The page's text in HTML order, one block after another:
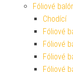
Fóliové
Chodící
Fóliové
Fóliové
Fóliové
Fóliové